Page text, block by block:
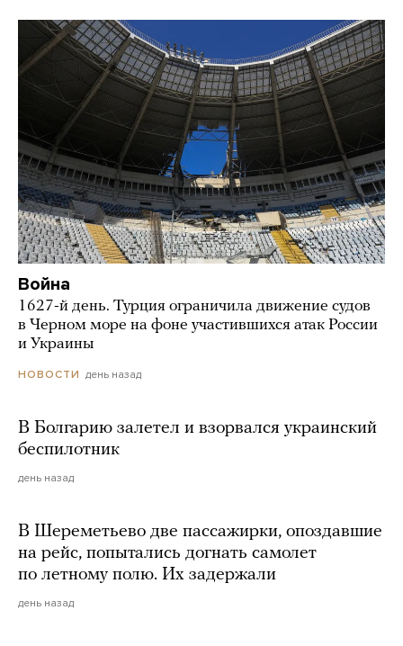
Война
1627-й день. Турция ограничила движение судов
в Черном море на фоне участившихся атак России
и Украины
НОВОСТИ день назад
В Болгарию залетел и взорвался украинский
беспилотник
день назад
В Шереметьево две пассажирки, опоздавшие
на рейс, попытались догнать самолет
по летному полю. Их задержали
день назад